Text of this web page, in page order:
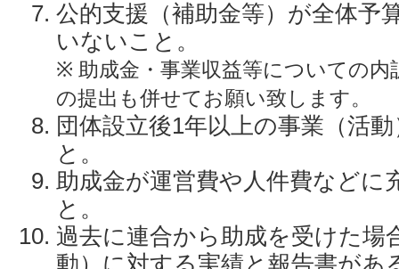
公的支援（補助金等）が全体予
いないこと。
※ 助成金・事業収益等についての内
の提出も併せてお願い致します。
団体設立後1年以上の事業（活
と。
助成金が運営費や人件費などに
と。
過去に連合から助成を受けた場
動）に対する実績と報告書があ